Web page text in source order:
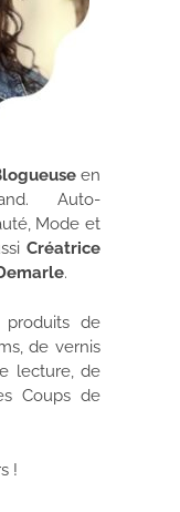
en
Auto-
Mode et
Créatrice
.
produits de
de vernis
lecture, de
Coups de
!